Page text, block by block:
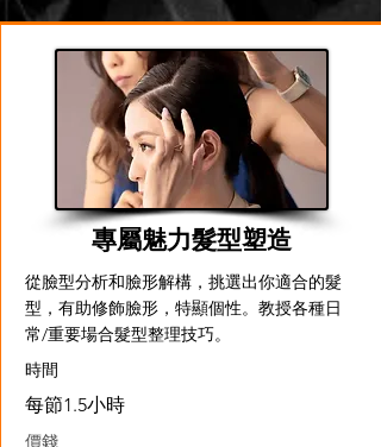
專屬魅力髮型塑造
從臉型分析和臉形解構，挑選出你適合的髮
型，有助修飾臉形，特顯個性。教授各種日
常/重要場合髮型整理技巧。
​時間
每節1.5小時
價錢